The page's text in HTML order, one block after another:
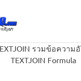
HOW
TO